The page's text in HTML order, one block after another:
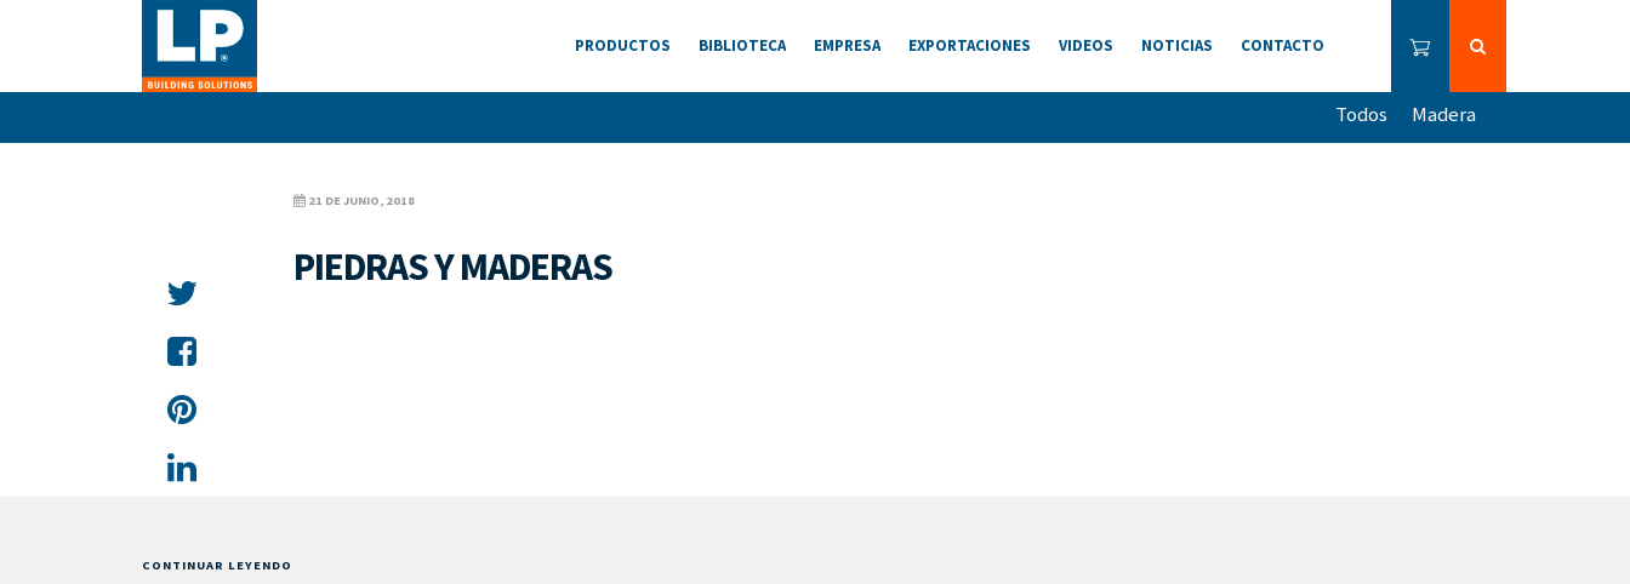
PRODUCTOS BIBLIOTECA EMPRESA EXPORTACIONES VIDEOS NOTICIAS CONTACTO
Todos Madera
21 DE JUNIO, 2018
PIEDRAS Y MADERAS
CONTINUAR LEYENDO